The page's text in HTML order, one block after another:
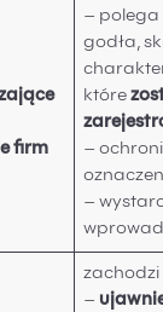
firm
– polega
godła,
które
–
–
zachodzi
–